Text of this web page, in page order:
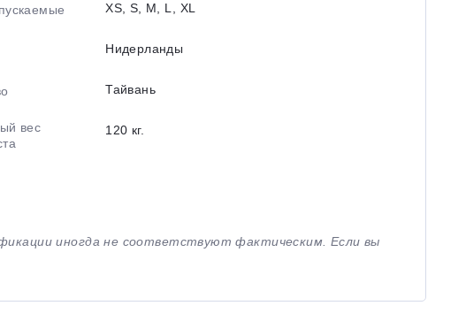
XS, S, M, L, XL
Нидерланды
Тайвань
вес
120 кг.
иногда не соответствуют фактическим. Если вы